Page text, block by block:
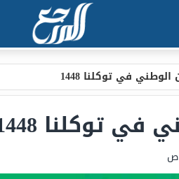
في توكلنا 1448
توكلنا 1448